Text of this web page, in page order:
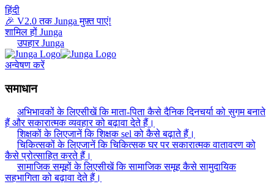
हिंदी
🎉 V2.0 तक Junga मुफ़्त पाएं!
शामिल हों Junga
उपहार Junga
अन्वेषण करें
समाधान
अभिभावकों के लिएसीखें कि माता-पिता कैसे दैनिक दिनचर्या को सुगम बनाते
हैं और सकारात्मक व्यवहार को बढ़ावा देते हैं।
शिक्षकों के लिएजानें कि शिक्षक sel को कैसे बढ़ाते हैं।
चिकित्सकों के लिएजानें कि चिकित्सक घर पर सकारात्मक वातावरण को
कैसे प्रोत्साहित करते हैं।
सामाजिक समूहों के लिएसीखें कि सामाजिक समूह कैसे सामुदायिक
सहभागिता को बढ़ावा देते हैं।